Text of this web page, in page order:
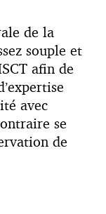
de la
souple et
afin de
avec
se
de